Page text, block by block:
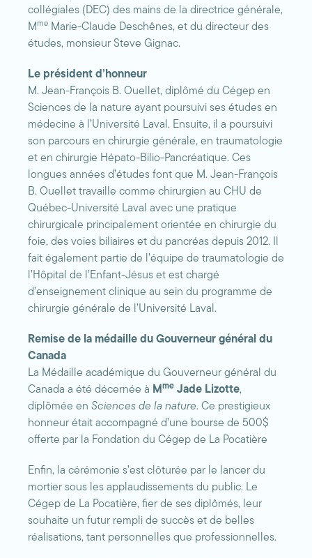
collégiales (DEC) des mains de la directrice générale,
Mme Marie-Claude Deschênes, et du directeur des
études, monsieur Steve Gignac.
Le président d’honneur
M. Jean-François B. Ouellet, diplômé du Cégep en
Sciences de la nature ayant poursuivi ses études en
médecine à l’Université Laval. Ensuite, il a poursuivi
son parcours en chirurgie générale, en traumatologie
et en chirurgie Hépato-Bilio-Pancréatique. Ces
longues années d’études font que M. Jean-François
B. Ouellet travaille comme chirurgien au CHU de
Québec-Université Laval avec une pratique
chirurgicale principalement orientée en chirurgie du
foie, des voies biliaires et du pancréas depuis 2012. Il
fait également partie de l’équipe de traumatologie de
l’Hôpital de l’Enfant-Jésus et est chargé
d’enseignement clinique au sein du programme de
chirurgie générale de l’Université Laval.
Remise de la médaille du Gouverneur général du
Canada
La Médaille académique du Gouverneur général du
Canada a été décernée à M me Jade Lizotte,
diplômée en Sciences de la nature. Ce prestigieux
honneur était accompagné d’une bourse de 500$
offerte par la Fondation du Cégep de La Pocatière
Enfin, la cérémonie s’est clôturée par le lancer du
mortier sous les applaudissements du public. Le
Cégep de La Pocatière, fier de ses diplômés, leur
souhaite un futur rempli de succès et de belles
réalisations, tant personnelles que professionnelles.